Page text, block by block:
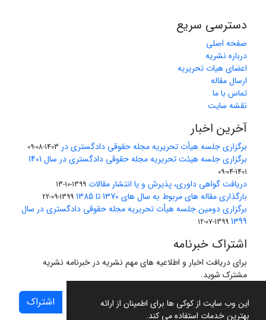
این وب سایت از کوکی ها برای اطمینان از ارائه
بهترین خدمات استفاده می کند.
دسترسی سریع
صفحه اصلی
درباره نشریه
اعضای هیات تحریریه
ارسال مقاله
تماس با ما
نقشه سایت
آخرین اخبار
برگزاری جلسه هیأت تحریریه مجله حقوقی دادگستری در 1403-08-09
برگزاری جلسه هیئت تحریریه مجله حقوقی دادگستری در سال 1401
1401-04-09
دریافت گواهی داوری، پذیرش و یا انتشار مقالات 1399-10-13
بارگذاری مقاله های مربوط به سال های 1370 تا 1385 1399-09-22
برگزاری دومین جلسه هیأت تحریریه مجله حقوقی دادگستری در سال
1399
1399-07-12
اشتراک خبرنامه
برای دریافت اخبار و اطلاعیه های مهم نشریه در خبرنامه نشریه
مشترک شوید.
اشتراک